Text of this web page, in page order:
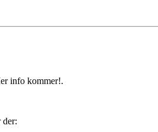
info kommer!.
der: